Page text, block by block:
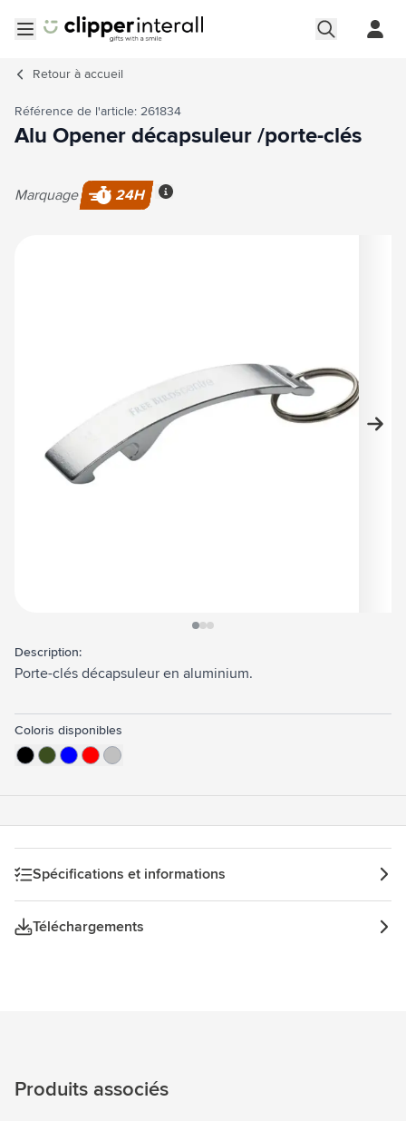
Retour à accueil
Référence de l'article: 261834
Alu Opener décapsuleur /porte-clés
Marquage
24H
Description:
Porte-clés décapsuleur en aluminium.
Coloris disponibles
Spécifications et informations
Téléchargements
Produits associés